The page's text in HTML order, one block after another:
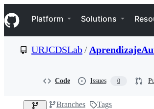
k
i
p
e
Navigation Menu
Platform Solutions
URJCDSLab/
Code Issues 0
Branches Tags